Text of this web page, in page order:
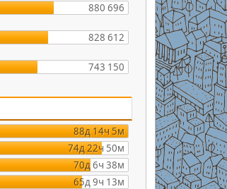
880 696
828 612
743 150
88д 14ч 5м
74д 22ч 50м
70д 6ч 38м
65д 9ч 13м